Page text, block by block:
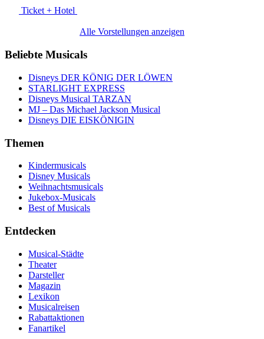
Ticket + Hotel
Alle Vorstellungen anzeigen
Beliebte Musicals
Disneys DER KÖNIG DER LÖWEN
STARLIGHT EXPRESS
Disneys Musical TARZAN
MJ – Das Michael Jackson Musical
Disneys DIE EISKÖNIGIN
Themen
Kindermusicals
Disney Musicals
Weihnachtsmusicals
Jukebox-Musicals
Best of Musicals
Entdecken
Musical-Städte
Theater
Darsteller
Magazin
Lexikon
Musicalreisen
Rabattaktionen
Fanartikel